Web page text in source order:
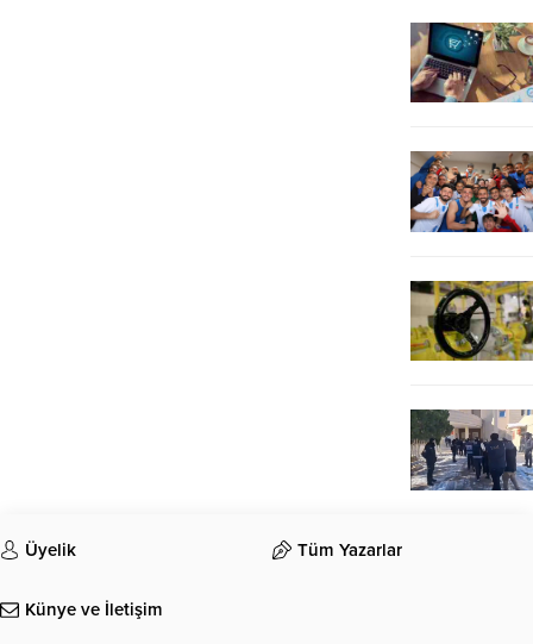
Üyelik Tüm Yazarlar
Künye ve İletişim